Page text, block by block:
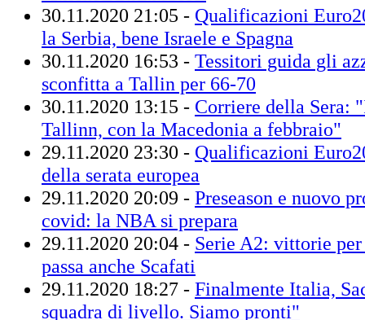
30.11.2020 21:05 - Qualificazioni
la Serbia, bene Israele e Spagna
30.11.2020 16:53 - Tessitori guida gli
sconfitta a Tallin per 66-70
30.11.2020 13:15 - Corriere della Sera:
Tallinn, con la Macedonia a febbraio"
29.11.2020 23:30 - Qualificazioni
della serata europea
29.11.2020 20:09 - Preseason e nuovo
covid: la NBA si prepara
29.11.2020 20:04 - Serie A2: vittorie per
passa anche Scafati
29.11.2020 18:27 - Finalmente Italia,
squadra di livello. Siamo pronti"